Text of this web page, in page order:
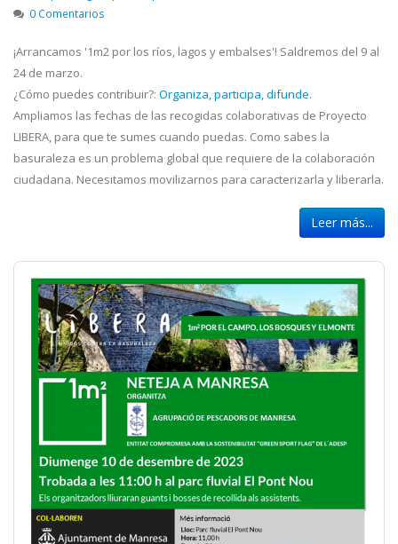
0 Comentarios
¡Arrancamos '1m2 por los ríos, lagos y embalses'! Saldremos del 9 al
24 de marzo.
¿Cómo puedes contribuir?: Organiza, participa, difunde.
Ampliamos las fechas de las recogidas colaborativas de Proyecto
LIBERA, para que te sumes cuando puedas. Como sabes la
basuraleza es un problema global que requiere de la colaboración
ciudadana. Necesitamos movilizarnos para caracterizarla y liberarla.
Leer más...